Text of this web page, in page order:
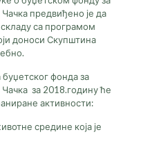
предвиђено је да
са програмом
доноси Скупштина
фонда за
за 2018.годину ће
активности:
средине која је